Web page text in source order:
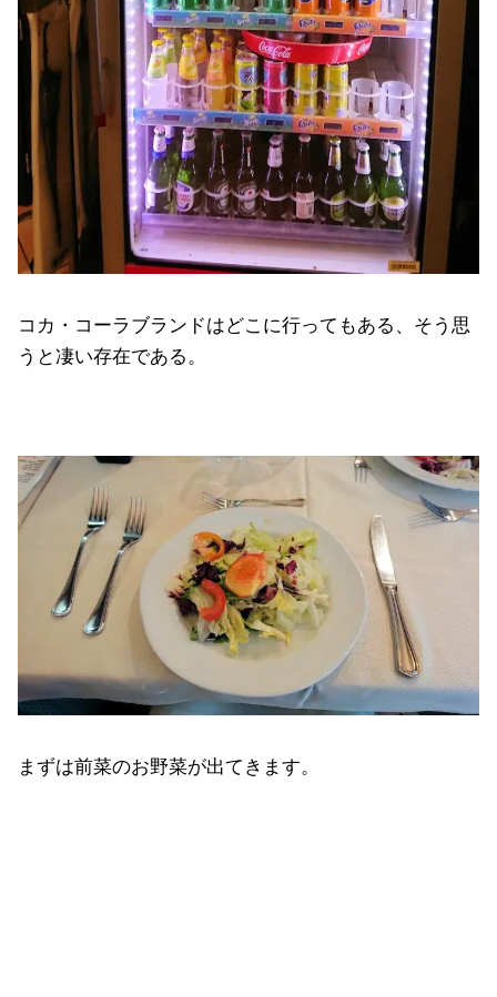
コカ・コーラブランドはどこに行ってもある、そう思
うと凄い存在である。
まずは前菜のお野菜が出てきます。